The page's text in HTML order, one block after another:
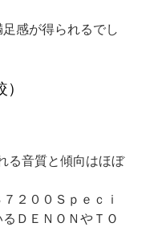
感が得られるでし
る音質と傾向はほぼ
２００Ｓｐｅｃｉ
ＤＥＮＯＮやＴＯ